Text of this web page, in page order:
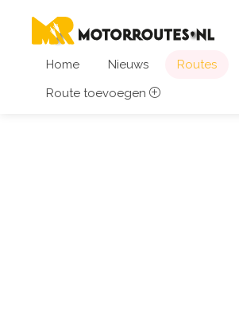
Home Nieuws Routes
Route toevoegen